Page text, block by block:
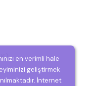
en verimli hale
geliştirmek
İnternet